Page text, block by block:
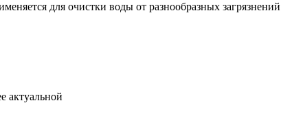
для очистки воды от разнообразных загрязнений
актуальной